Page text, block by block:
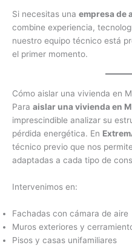
Si necesitas una empresa de
combine experiencia,
nuestro equipo técnico está
el primer momento.
Cómo aislar una vivienda en
Para aislar una vivienda en
imprescindible analizar su
pérdida energética. En
técnico previo que nos
adaptadas a cada tipo de
Intervenimos en:
Fachadas con cámara de aire
Muros exteriores y
Pisos y casas unifamiliares